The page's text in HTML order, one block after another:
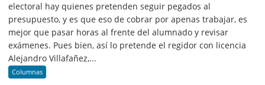
electoral hay quienes pretenden seguir pegados al
presupuesto, y es que eso de cobrar por apenas trabajar, es
mejor que pasar horas al frente del alumnado y revisar
exámenes. Pues bien, así lo pretende el regidor con licencia
Alejandro Villafañez,...
Columnas